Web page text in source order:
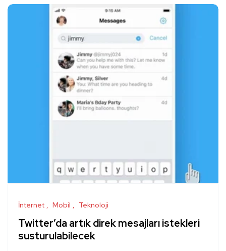
İnternet Mobil Teknoloji
Twitter’da artık direk mesajları istekleri
susturulabilecek